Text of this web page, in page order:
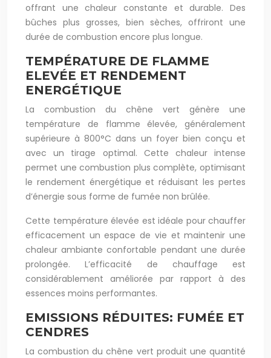
offrant une chaleur constante et durable. Des
bûches plus grosses, bien sèches, offriront une
durée de combustion encore plus longue.
TEMPÉRATURE DE FLAMME
ELEVÉE ET RENDEMENT
ENERGÉTIQUE
La combustion du chêne vert génère une
température de flamme élevée, généralement
supérieure à 800°C dans un foyer bien conçu et
avec un tirage optimal. Cette chaleur intense
permet une combustion plus complète, optimisant
le rendement énergétique et réduisant les pertes
d’énergie sous forme de fumée non brûlée.
Cette température élevée est idéale pour chauffer
efficacement un espace de vie et maintenir une
chaleur ambiante confortable pendant une durée
prolongée. L’efficacité de chauffage est
considérablement améliorée par rapport à des
essences moins performantes.
EMISSIONS RÉDUITES: FUMÉE ET
CENDRES
La combustion du chêne vert produit une quantité